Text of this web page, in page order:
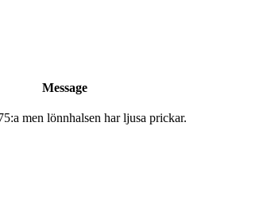
Message
men lönnhalsen har ljusa prickar.